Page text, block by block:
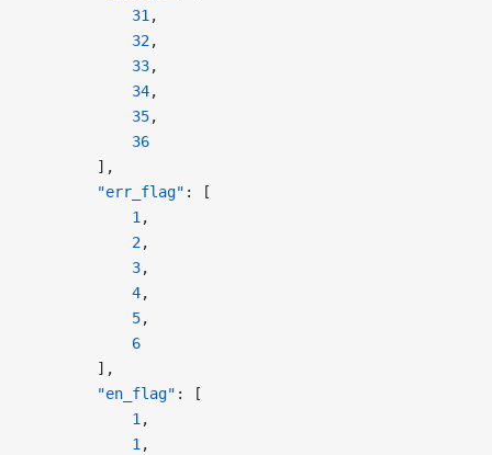
            31
,
            32
,
            33
,
            34
,
            35
,
            36
        ],
        "err_flag"
: [
            1
,
            2
,
            3
,
            4
,
            5
,
            6
        ],
        "en_flag"
: [
            1
,
            1
,